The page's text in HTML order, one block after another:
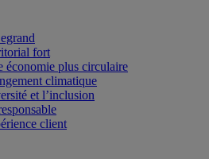
fort
économie plus circulaire
climatique
et l’inclusion
client